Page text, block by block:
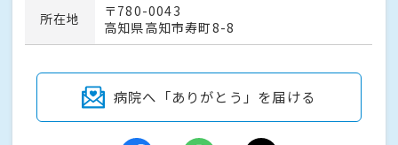
所在地
〒780-0043
高知県高知市寿町8-8
病院へ「ありがとう」を届ける